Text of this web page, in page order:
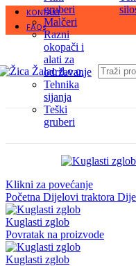
KONTAKT
FAQs
gruberi
Malčeri
Razni
okopači i
alati za
održavanje
Tehnika
sijanja
Teški
gruberi
Klikni za povećanje
Početna Dijelovi traktora
Kuglasti zglob
Povratak na proizvode
Kuglasti zglob